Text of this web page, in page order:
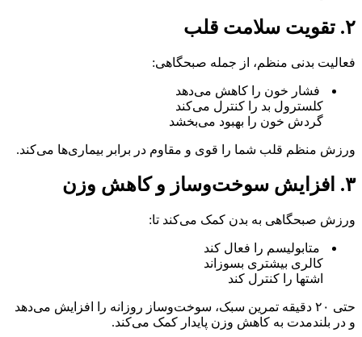
۲. تقویت سلامت قلب
فعالیت بدنی منظم، از جمله صبحگاهی:
فشار خون را کاهش می‌دهد
کلسترول بد را کنترل می‌کند
گردش خون را بهبود می‌بخشد
ورزش منظم قلب شما را قوی و مقاوم در برابر بیماری‌ها می‌کند.
۳. افزایش سوخت‌وساز و کاهش وزن
ورزش صبحگاهی به بدن کمک می‌کند تا:
متابولیسم را فعال کند
کالری بیشتری بسوزاند
اشتها را کنترل کند
حتی ۲۰ دقیقه تمرین سبک، سوخت‌وساز روزانه را افزایش می‌دهد
و در بلندمدت به کاهش وزن پایدار کمک می‌کند.